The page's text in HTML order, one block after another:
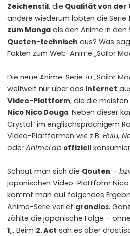
Zeichenstil, die Qualität von der
andere wiederum lobten die Serie
zum Manga als den Anime in den
Quoten-technisch aus? Was
Fakten zum Web-Anime „Sailor
Die neue Anime-Serie zu „Sailor
weltweit nur über das Internet
Video-Plattform, die die
Nico Nico Douga. Neben dieser
Crystal“ im englischsprachigem
Video-Plattformen wie z.B. Hulu,
oder AnimeLab offiziell
Schaut man sich die Qouten –
japanischen Video-Plattform Nico
kommt man auf folgendes
Anime-Serie verlief grandios.
zählte die japanische Folge –
1„. Beim 2. Act sah es aber